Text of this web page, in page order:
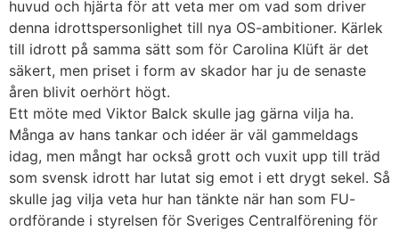
huvud och hjärta för att veta mer om vad som driver
denna idrottspersonlighet till nya OS-ambitioner. Kärlek
till idrott på samma sätt som för Carolina Klüft är det
säkert, men priset i form av skador har ju de senaste
åren blivit oerhört högt.
Ett möte med Viktor Balck skulle jag gärna vilja ha.
Många av hans tankar och idéer är väl gammeldags
idag, men mångt har också grott och vuxit upp till träd
som svensk idrott har lutat sig emot i ett drygt sekel. Så
skulle jag vilja veta hur han tänkte när han som FU-
ordförande i styrelsen för Sveriges Centralförening för